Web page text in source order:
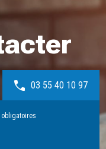
03 55 40 10 97